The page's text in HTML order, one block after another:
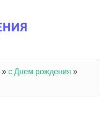
» с Днем рождения »